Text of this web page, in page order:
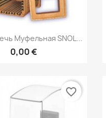
просмотр
Муфельная SNOL...
0,00 €
favorite_border